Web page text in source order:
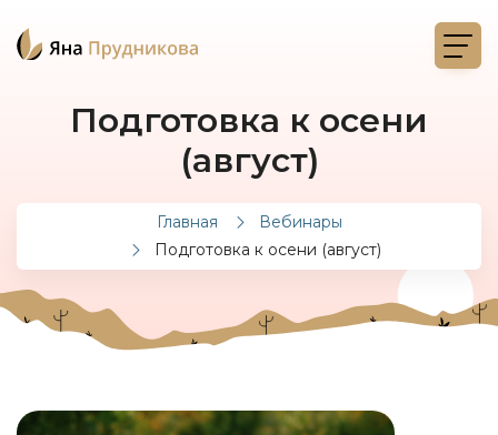
Подготовка к осени
(август)
Главная
Вебинары
Подготовка к осени (август)